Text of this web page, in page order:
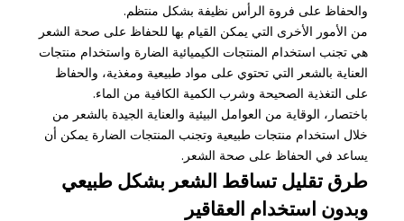
والحفاظ على فروة الرأس نظيفة بشكل منتظم.
من الأمور الأخرى التي يمكن القيام بها للحفاظ على صحة الشعر
هي تجنب استخدام المنتجات الكيميائية الضارة واستخدام منتجات
العناية بالشعر التي تحتوي على مواد طبيعية ومغذية، والحفاظ
على التغذية الصحيحة وشرب الكمية الكافية من الماء.
باختصار، الوقاية من العوامل البيئية والعناية الجيدة بالشعر من
خلال استخدام منتجات طبيعية وتجنب المنتجات الضارة يمكن أن
يساعد في الحفاظ على صحة الشعر.
طرق تقليل تساقط الشعر بشكل طبيعي
وبدون استخدام العقاقير